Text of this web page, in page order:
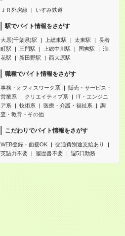
ＪＲ外房線 いすみ鉄道
駅でバイト情報をさがす
大原(千葉県)駅 上総東駅 太東駅
長者
町駅
三門駅 上総中川駅 国吉駅
浪
花駅
新田野駅 西大原駅
職種でバイト情報をさがす
事務・オフィスワーク系
販売・サービス・
営業系
クリエイティブ系
IT・エンジニ
ア系
技術系 医療・介護・福祉系
調
査・教育・その他
こだわりでバイト情報をさがす
WEB登録・面接OK
交通費別途支給あり
英語力不要
履歴書不要 週5日勤務